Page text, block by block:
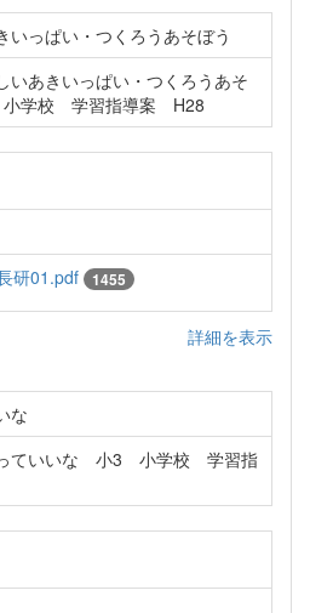
いっぱい・つくろうあそぼう
あきいっぱい・つくろうあそ
学校 学習指導案 H28
研01.pdf 1455
詳細を表示
な
ていいな 小3 小学校 学習指